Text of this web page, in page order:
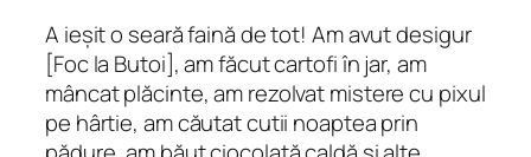
A ieșit o seară faină de tot! Am avut desigur
[Foc la Butoi], am făcut cartofi în jar, am
mâncat plăcinte, am rezolvat mistere cu pixul
pe hârtie, am căutat cutii noaptea prin